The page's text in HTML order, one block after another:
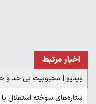
اخبار مرتبط
ویدیو | محبوبیت بی حد و
ستاره‌های سوخته استقلال